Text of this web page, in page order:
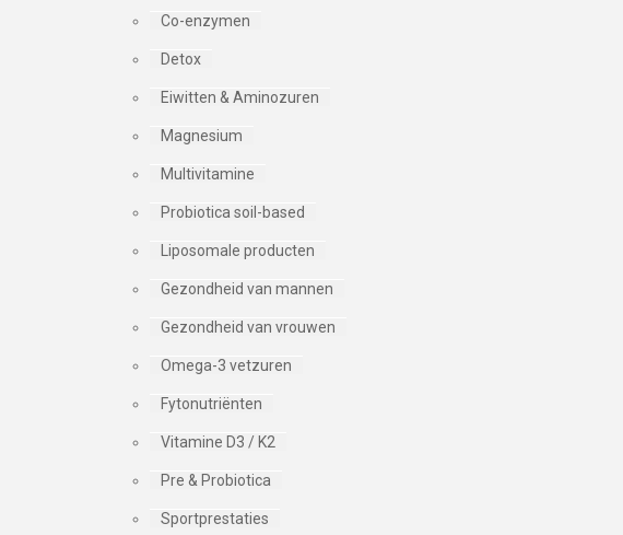
Co-enzymen
Detox
Eiwitten & Aminozuren
Magnesium
Multivitamine
Probiotica soil-based
Liposomale producten
Gezondheid van mannen
Gezondheid van vrouwen
Omega-3 vetzuren
Fytonutriënten
Vitamine D3 / K2
Pre & Probiotica
Sportprestaties